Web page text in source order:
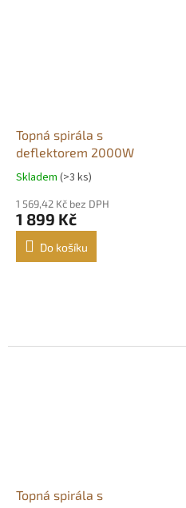
Topná spirála s
deflektorem 2000W
Průměrné
produktu
je
5,0
Skladem (>3 ks)
1 569,42 Kč bez DPH
1 899 Kč
Do košíku
Topná spirála s